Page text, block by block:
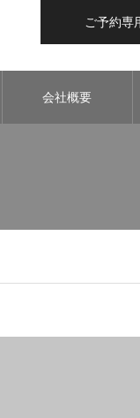
ご予約専
会社概要